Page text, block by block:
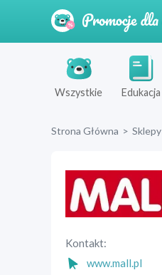
Wszystkie Edukacja
Strona Główna > Sklepy
Kontakt:
www.mall.pl